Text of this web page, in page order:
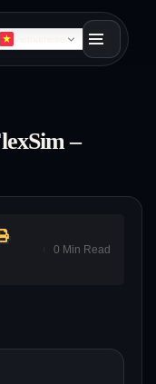
–
0 Min Read